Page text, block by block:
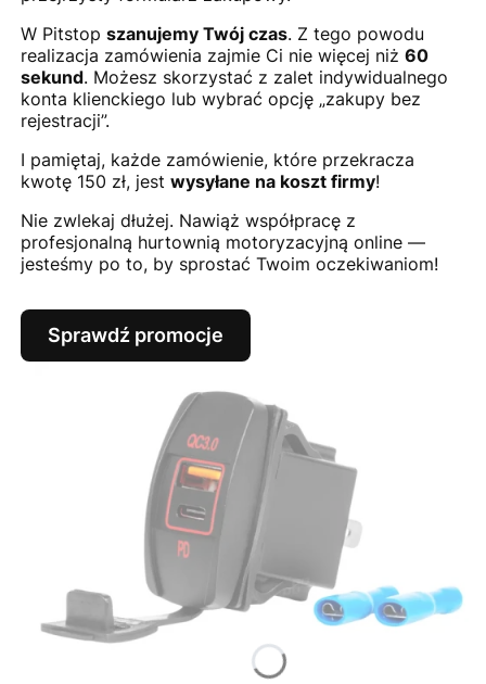
W Pitstop szanujemy Twój czas. Z tego powodu
realizacja zamówienia zajmie Ci nie więcej niż 60
sekund. Możesz skorzystać z zalet indywidualnego
konta klienckiego lub wybrać opcję „zakupy bez
rejestracji”.
I pamiętaj, każde zamówienie, które przekracza
kwotę 150 zł, jest wysyłane na koszt firmy!
Nie zwlekaj dłużej. Nawiąż współpracę z
profesjonalną hurtownią motoryzacyjną online —
jesteśmy po to, by sprostać Twoim oczekiwaniom!
Sprawdź promocje